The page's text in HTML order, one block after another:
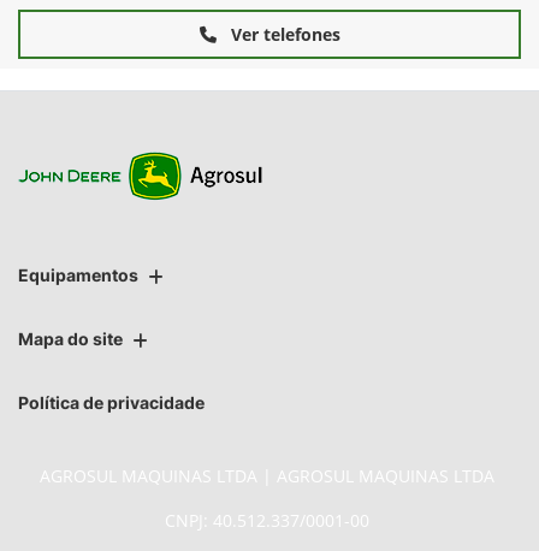
Ver telefones
Equipamentos
Mapa do site
Política de privacidade
AGROSUL MAQUINAS LTDA | AGROSUL MAQUINAS LTDA
CNPJ: 40.512.337/0001-00